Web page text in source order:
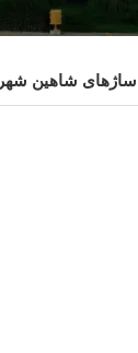
شاهین شهر